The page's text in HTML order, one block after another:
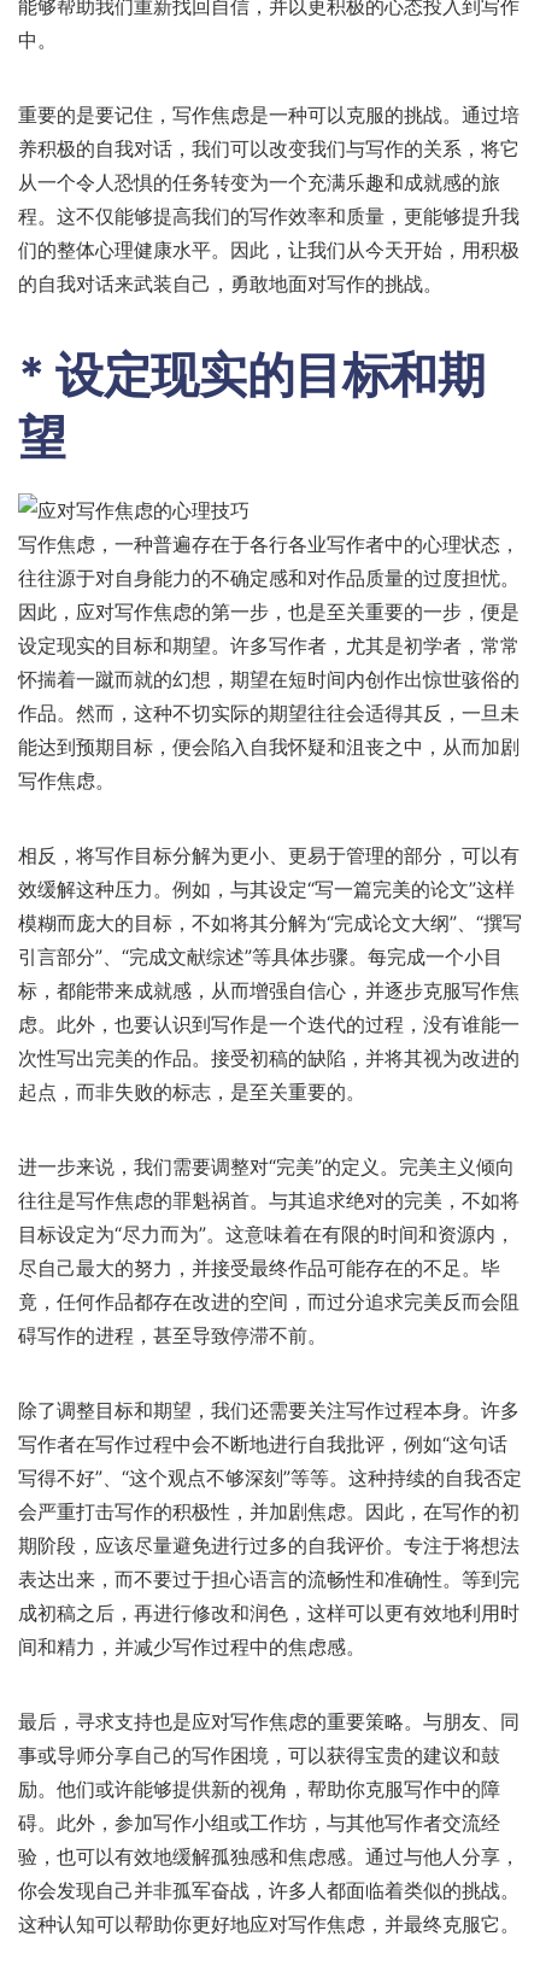
能够帮助我们重新找回自信，并以更积极的心态投入到写作
中。
重要的是要记住，写作焦虑是一种可以克服的挑战。通过培
养积极的自我对话，我们可以改变我们与写作的关系，将它
从一个令人恐惧的任务转变为一个充满乐趣和成就感的旅
程。这不仅能够提高我们的写作效率和质量，更能够提升我
们的整体心理健康水平。因此，让我们从今天开始，用积极
的自我对话来武装自己，勇敢地面对写作的挑战。
* 设定现实的目标和期
望
写作焦虑，一种普遍存在于各行各业写作者中的心理状态，
往往源于对自身能力的不确定感和对作品质量的过度担忧。
因此，应对写作焦虑的第一步，也是至关重要的一步，便是
设定现实的目标和期望。许多写作者，尤其是初学者，常常
怀揣着一蹴而就的幻想，期望在短时间内创作出惊世骇俗的
作品。然而，这种不切实际的期望往往会适得其反，一旦未
能达到预期目标，便会陷入自我怀疑和沮丧之中，从而加剧
写作焦虑。
相反，将写作目标分解为更小、更易于管理的部分，可以有
效缓解这种压力。例如，与其设定“写一篇完美的论文”这样
模糊而庞大的目标，不如将其分解为“完成论文大纲”、“撰写
引言部分”、“完成文献综述”等具体步骤。每完成一个小目
标，都能带来成就感，从而增强自信心，并逐步克服写作焦
虑。此外，也要认识到写作是一个迭代的过程，没有谁能一
次性写出完美的作品。接受初稿的缺陷，并将其视为改进的
起点，而非失败的标志，是至关重要的。
进一步来说，我们需要调整对“完美”的定义。完美主义倾向
往往是写作焦虑的罪魁祸首。与其追求绝对的完美，不如将
目标设定为“尽力而为”。这意味着在有限的时间和资源内，
尽自己最大的努力，并接受最终作品可能存在的不足。毕
竟，任何作品都存在改进的空间，而过分追求完美反而会阻
碍写作的进程，甚至导致停滞不前。
除了调整目标和期望，我们还需要关注写作过程本身。许多
写作者在写作过程中会不断地进行自我批评，例如“这句话
写得不好”、“这个观点不够深刻”等等。这种持续的自我否定
会严重打击写作的积极性，并加剧焦虑。因此，在写作的初
期阶段，应该尽量避免进行过多的自我评价。专注于将想法
表达出来，而不要过于担心语言的流畅性和准确性。等到完
成初稿之后，再进行修改和润色，这样可以更有效地利用时
间和精力，并减少写作过程中的焦虑感。
最后，寻求支持也是应对写作焦虑的重要策略。与朋友、同
事或导师分享自己的写作困境，可以获得宝贵的建议和鼓
励。他们或许能够提供新的视角，帮助你克服写作中的障
碍。此外，参加写作小组或工作坊，与其他写作者交流经
验，也可以有效地缓解孤独感和焦虑感。通过与他人分享，
你会发现自己并非孤军奋战，许多人都面临着类似的挑战。
这种认知可以帮助你更好地应对写作焦虑，并最终克服它。